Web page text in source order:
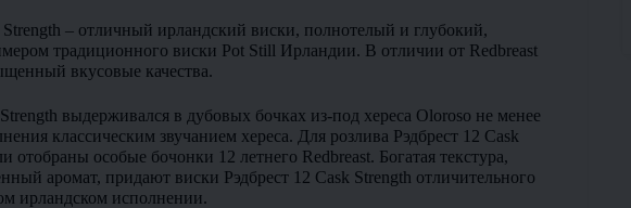
Strength – отличный ирландский виски, полнотелый и глубокий,
традиционного виски Pot Still Ирландии. В отличии от Redbreast
вкусовые качества.
выдерживался в дубовых бочках из-под хереса Oloroso не менее
классическим звучанием хереса. Для розлива Рэдбрест 12 Cask
отобраны особые бочонки 12 летнего Redbreast. Богатая текстура,
аромат, придают виски Рэдбрест 12 Cask Strength отличительного
ирландском исполнении.